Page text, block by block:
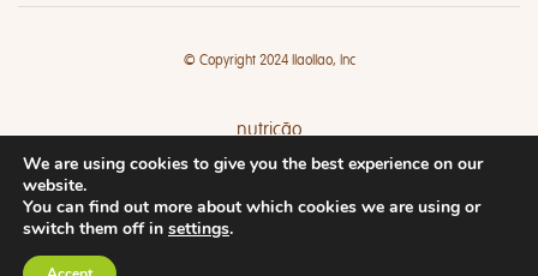
© Copyright 2024 llaollao, Inc
nutrição
lojas
We are using cookies to give you the best experience on our
website.
You can find out more about which cookies we are using or
switch them off in settings.